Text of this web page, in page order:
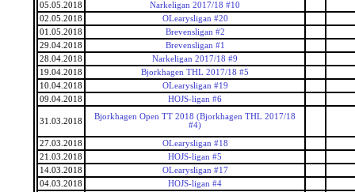
05.05.2018
Narkeligan 2017/18 #10
02.05.2018
OLearysligan #20
01.05.2018
Brevensligan #2
29.04.2018
Brevensligan #1
28.04.2018
Narkeligan 2017/18 #9
19.04.2018
Bjorkhagen THL 2017/18 #5
10.04.2018
OLearysligan #19
09.04.2018
HOJS-ligan #6
31.03.2018
Bjorkhagen Open TT 2018 (Bjorkhagen THL 2017/18
#4)
27.03.2018
OLearysligan #18
21.03.2018
HOJS-ligan #5
14.03.2018
OLearysligan #17
04.03.2018
HOJS-ligan #4